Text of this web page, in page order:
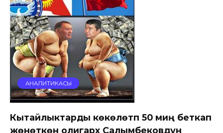
АНАЛИТИКАСЫ
Кытайлыктарды көкөлөтүп 50 миң беткап
жөнөткөн олигарх Салымбековдун